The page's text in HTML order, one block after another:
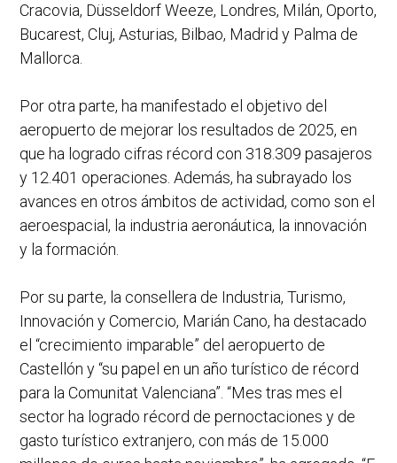
Cracovia, Düsseldorf Weeze, Londres, Milán, Oporto,
Bucarest, Cluj, Asturias, Bilbao, Madrid y Palma de
Mallorca.
Por otra parte, ha manifestado el objetivo del
aeropuerto de mejorar los resultados de 2025, en
que ha logrado cifras récord con 318.309 pasajeros
y 12.401 operaciones. Además, ha subrayado los
avances en otros ámbitos de actividad, como son el
aeroespacial, la industria aeronáutica, la innovación
y la formación.
Por su parte, la consellera de Industria, Turismo,
Innovación y Comercio, Marián Cano, ha destacado
el “crecimiento imparable” del aeropuerto de
Castellón y “su papel en un año turístico de récord
para la Comunitat Valenciana”. “Mes tras mes el
sector ha logrado récord de pernoctaciones y de
gasto turístico extranjero, con más de 15.000